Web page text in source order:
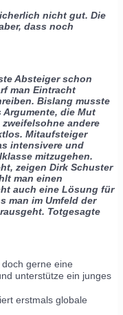
nicht gut. Die
dass noch
Absteiger schon
man Eintracht
Bislang musste
die Mut
andere
Mitaufsteiger
intensivere und
mitzugehen.
zeigen Dirk Schuster
man einen
auch eine Lösung für
man im Umfeld der
Totgesagte
gerne eine
unterstütze ein junges